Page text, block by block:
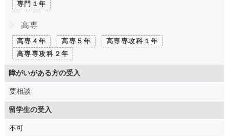
専門１年
高専
高専４年 高専５年
高専専攻科１年
高専専攻科２年
障がいがある方の受入
要相談
留学生の受入
不可